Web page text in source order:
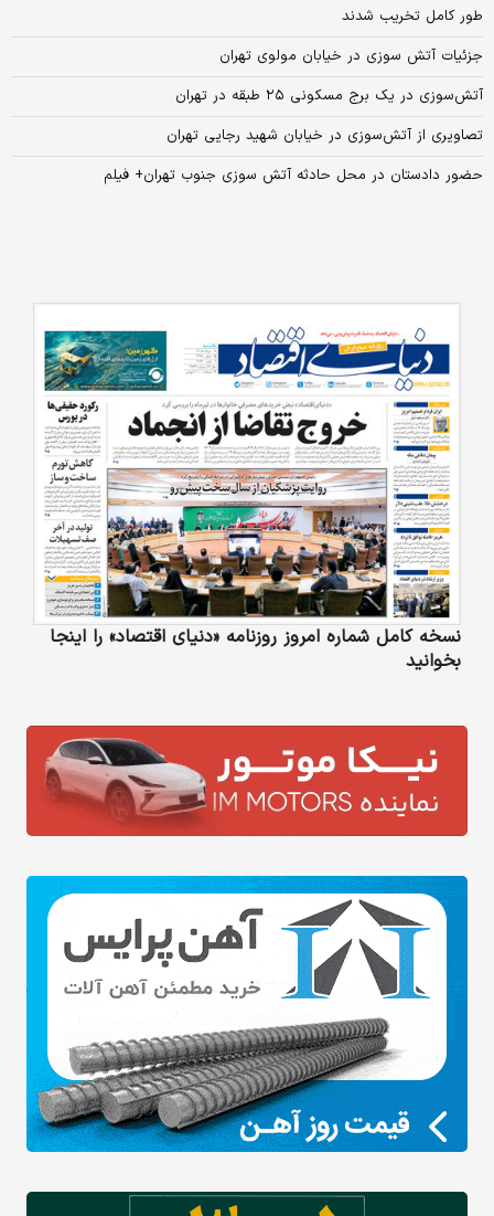
طور کامل تخریب شدند
جزئیات آتش‌ سوزی در خیابان مولوی تهران
آتش‌سوزی در یک برج مسکونی ۲۵ طبقه در تهران
تصاویری از آتش‌سوزی در خیابان شهید رجایی تهران
حضور دادستان در محل حادثه آتش سوزی جنوب تهران+ فیلم
نسخه کامل شماره امروز روزنامه «دنیای‌ اقتصاد» را اینجا
بخوانید